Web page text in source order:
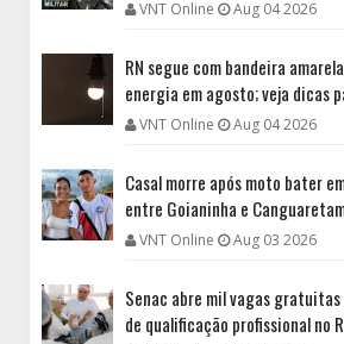
VNT Online Aug 04 2026
RN segue com bandeira
energia em agosto; veja dicas
VNT Online Aug 04 2026
Casal morre após moto bater
entre Goianinha e
VNT Online Aug 03 2026
Senac abre mil vagas
de qualificação profissional no